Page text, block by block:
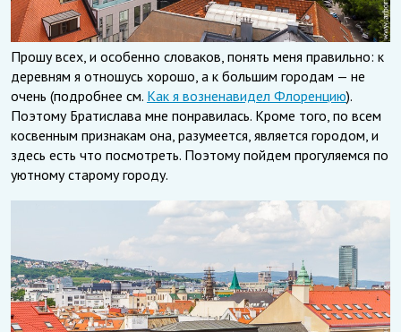
Прошу всех, и особенно словаков, понять меня правильно: к
деревням я отношусь хорошо, а к большим городам — не
очень (подробнее см. Как я возненавидел Флоренцию).
Поэтому Братислава мне понравилась. Кроме того, по всем
косвенным признакам она, разумеется, является городом, и
здесь есть что посмотреть. Поэтому пойдем прогуляемся по
уютному старому городу.